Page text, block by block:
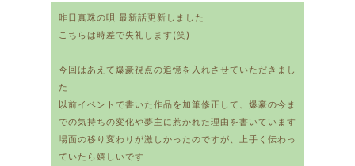
昨日真珠の唄 最新話更新しました
こちらは時差で失礼します(笑)
今回はあえて爆豪視点の追憶を入れさせていただきまし
た
以前イベントで書いた作品を加筆修正して、爆豪の今ま
での気持ちの変化や夢主に惹かれた理由を書いています
場面の移り変わりが激しかったのですが、上手く伝わっ
ていたら嬉しいです